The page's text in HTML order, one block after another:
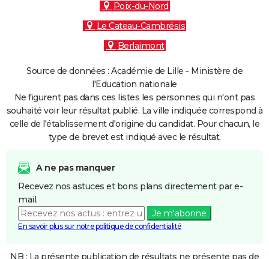
Poix-du-Nord
Le Cateau-Cambrésis
Berlaimont
Source de données : Académie de Lille - Ministère de
l'Education nationale
Ne figurent pas dans ces listes les personnes qui n'ont pas
souhaité voir leur résultat publié. La ville indiquée correspond à
celle de l'établissement d'origine du candidat. Pour chacun, le
type de brevet est indiqué avec le résultat.
A ne pas manquer
Recevez nos astuces et bons plans directement par e-
mail.
Je m'abonne
En savoir plus sur notre politique de confidentialité
NB : La présente publication de résultats ne présente pas de